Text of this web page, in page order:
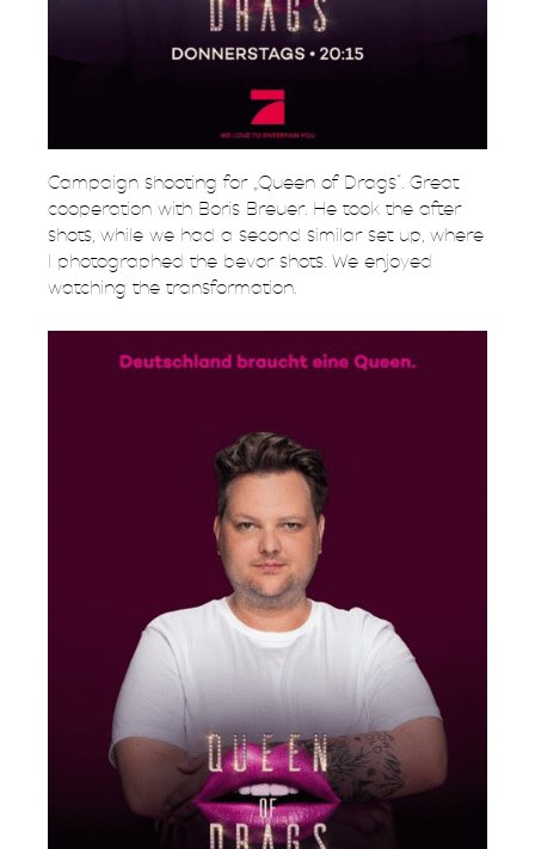
Campaign shooting for „Queen of Drags“. Great
cooperation with Boris Breuer. He took the after
shots, while we had a second similar set up, where
I photographed the bevor shots. We enjoyed
watching the transformation.